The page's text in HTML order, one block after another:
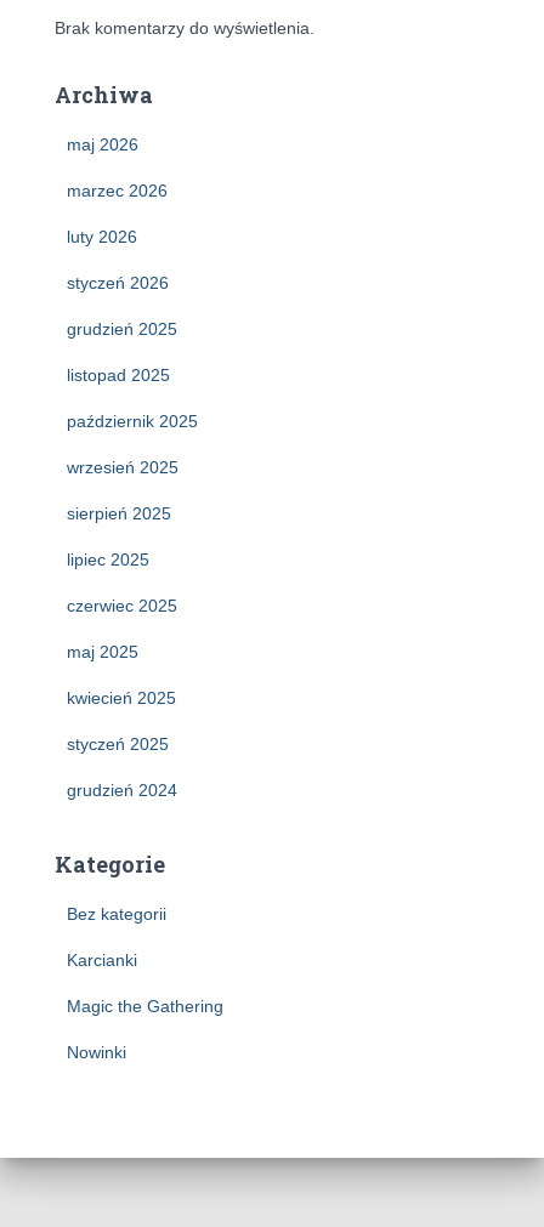
Brak komentarzy do wyświetlenia.
Archiwa
maj 2026
marzec 2026
luty 2026
styczeń 2026
grudzień 2025
listopad 2025
październik 2025
wrzesień 2025
sierpień 2025
lipiec 2025
czerwiec 2025
maj 2025
kwiecień 2025
styczeń 2025
grudzień 2024
Kategorie
Bez kategorii
Karcianki
Magic the Gathering
Nowinki